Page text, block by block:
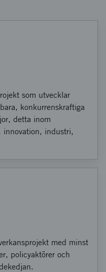
som utvecklar
konkurrenskraftiga
detta inom
innovation, industri,
med minst
policyaktörer och